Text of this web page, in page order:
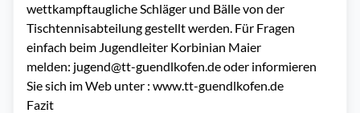
wettkampftaugliche Schläger und Bälle von der
Tischtennisabteilung gestellt werden. Für Fragen
einfach beim Jugendleiter Korbinian Maier
melden: jugend@tt-guendlkofen.deoder informieren
Sie sich im Web unter : www.tt-guendlkofen.de
Fazit